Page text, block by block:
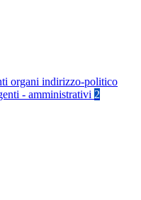
organi indirizzo-politico
- amministrativi 2